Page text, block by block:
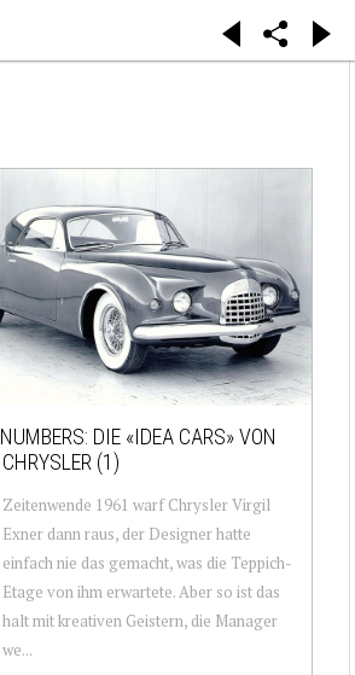
NUMBERS: DIE «IDEA CARS» VON
CHRYSLER (1)
Zeitenwende 1961 warf Chrysler Virgil
Exner dann raus, der Designer hatte
einfach nie das gemacht, was die Teppich-
Etage von ihm erwartete. Aber so ist das
halt mit kreativen Geistern, die Manager
we...